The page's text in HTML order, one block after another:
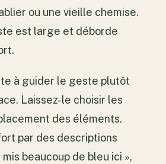
ou une vieille chemise.
est large et déborde
à guider le geste plutôt
Laissez-le choisir les
des éléments.
par des descriptions
mis beaucoup de bleu ici »,